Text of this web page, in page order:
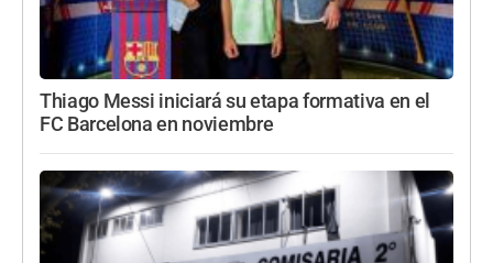
Thiago Messi iniciará su etapa formativa en el
FC Barcelona en noviembre